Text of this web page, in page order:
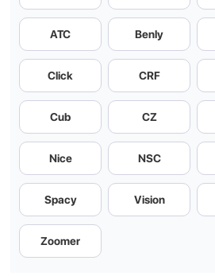
ATC Benly
Click CRF
Cub CZ
Nice NSC
Spacy Vision
Zoomer